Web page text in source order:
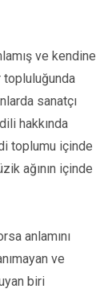
ve kendine
topluluğunda
sanatçı
hakkında
toplumu içinde
ağının içinde
anlamını
ve
biri